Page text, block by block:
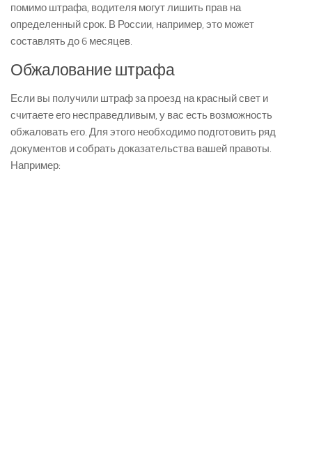
помимо штрафа, водителя могут лишить прав на
определенный срок. В России, например, это может
составлять до 6 месяцев.
Обжалование штрафа
Если вы получили штраф за проезд на красный свет и
считаете его несправедливым, у вас есть возможность
обжаловать его. Для этого необходимо подготовить ряд
документов и собрать доказательства вашей правоты.
Например: